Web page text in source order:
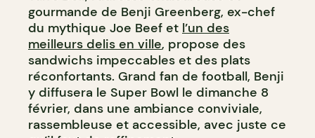
gourmande de Benji Greenberg, ex-chef
du mythique Joe Beef et l’un des
meilleurs delis en ville, propose des
sandwichs impeccables et des plats
réconfortants. Grand fan de football, Benji
y diffusera le Super Bowl le dimanche 8
février, dans une ambiance conviviale,
rassembleuse et accessible, avec juste ce